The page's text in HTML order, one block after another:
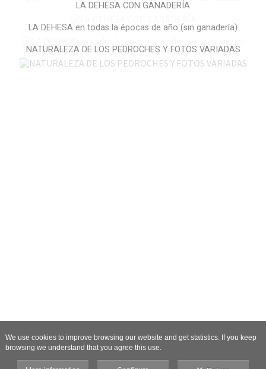
LA DEHESA CON GANADERÍA
LA DEHESA en todas la épocas de año (sin ganadería)
NATURALEZA DE LOS PEDROCHES Y FOTOS VARIADAS
We use cookies to improve browsing our website and get statistics. If you keep
browsing we understand that you agree this use.